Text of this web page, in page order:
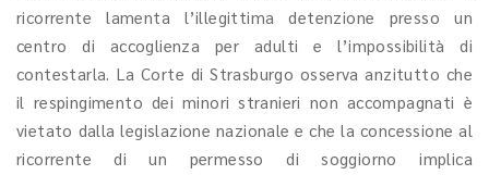
ricorrente lamenta l’illegittima detenzione presso un
centro di accoglienza per adulti e l’impossibilità di
contestarla. La Corte di Strasburgo osserva anzitutto che
il respingimento dei minori stranieri non accompagnati è
vietato dalla legislazione nazionale e che la concessione al
ricorrente di un permesso di soggiorno implica